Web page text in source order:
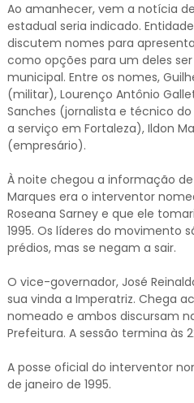
Ao amanhecer, vem a notícia
estadual seria indicado.
discutem nomes para
como opções para um deles
municipal. Entre os nomes,
(militar), Lourenço Antônio
Sanches (jornalista e técnico
a serviço em Fortaleza), Ildon
(empresário).
À noite chegou a informação
Marques era o interventor
Roseana Sarney e que ele
1995. Os líderes do movimento
prédios, mas se negam a sair.
O vice-governador, José
sua vinda a Imperatriz. Chega
nomeado e ambos discursam
Prefeitura. A sessão termina às
A posse oficial do interventor
de janeiro de 1995.